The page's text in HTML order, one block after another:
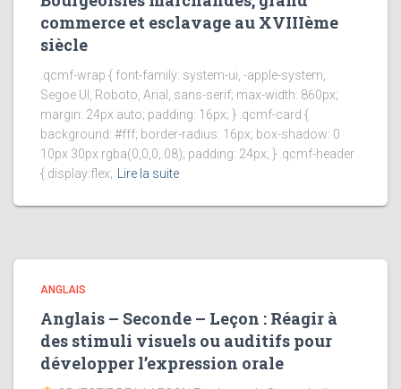
commerce et esclavage au XVIIIème
siècle
.qcmf-wrap { font-family: system-ui, -apple-system,
Segoe UI, Roboto, Arial, sans-serif; max-width: 860px;
margin: 24px auto; padding: 16px; } .qcmf-card {
background: #fff; border-radius: 16px; box-shadow: 0
10px 30px rgba(0,0,0,.08); padding: 24px; } .qcmf-header
{ display:flex;
Lire la suite
ANGLAIS
Anglais – Seconde – Leçon : Réagir à
des stimuli visuels ou auditifs pour
développer l’expression orale